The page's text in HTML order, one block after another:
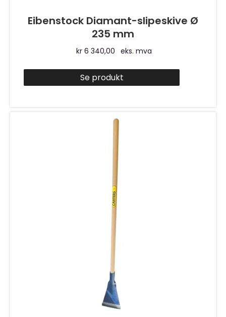
Eibenstock Diamant-slipeskive Ø
235 mm
kr 6 340,00 eks. mva
Se produkt